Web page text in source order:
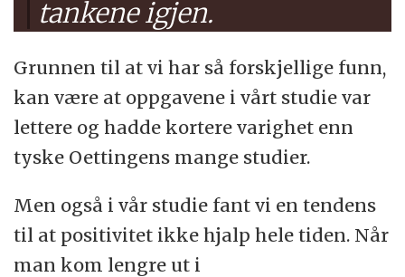
tankene igjen.
Grunnen til at vi har så forskjellige funn,
kan være at oppgavene i vårt studie var
lettere og hadde kortere varighet enn
tyske Oettingens mange studier.
Men også i vår studie fant vi en tendens
til at positivitet ikke hjalp hele tiden. Når
man kom lengre ut i